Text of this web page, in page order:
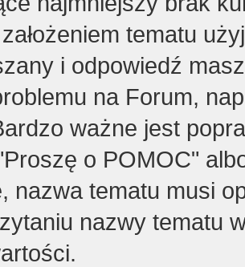
tematu
i odpowiedź
na Forum,
ważne jest
o POMOC"
nazwa tematu musi
nazwy tematu